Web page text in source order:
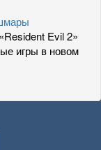
Evil 2»
игры в новом